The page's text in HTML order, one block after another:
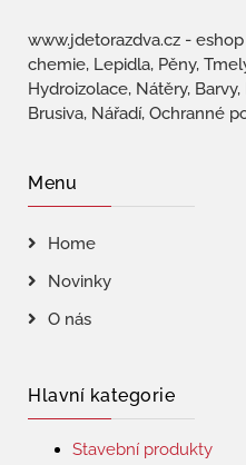
www.jdetorazdva.cz -
chemie, Lepidla, Pěny,
Hydroizolace, Nátěry,
Brusiva, Nářadí, Ochranné
Menu
Home
Novinky
O nás
Hlavní kategorie
Stavební produkty